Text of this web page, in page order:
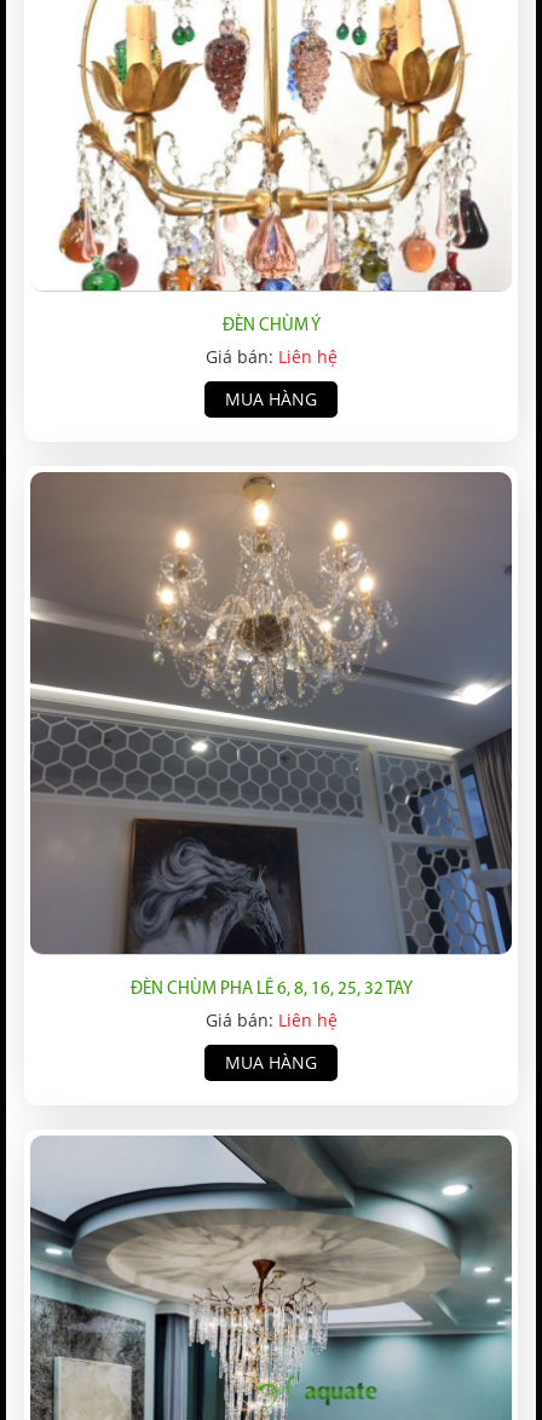
ĐÈN CHÙM Ý
Giá bán: Liên hệ
MUA HÀNG
ĐÈN CHÙM PHA LÊ 6, 8, 16, 25, 32 TAY
Giá bán: Liên hệ
MUA HÀNG